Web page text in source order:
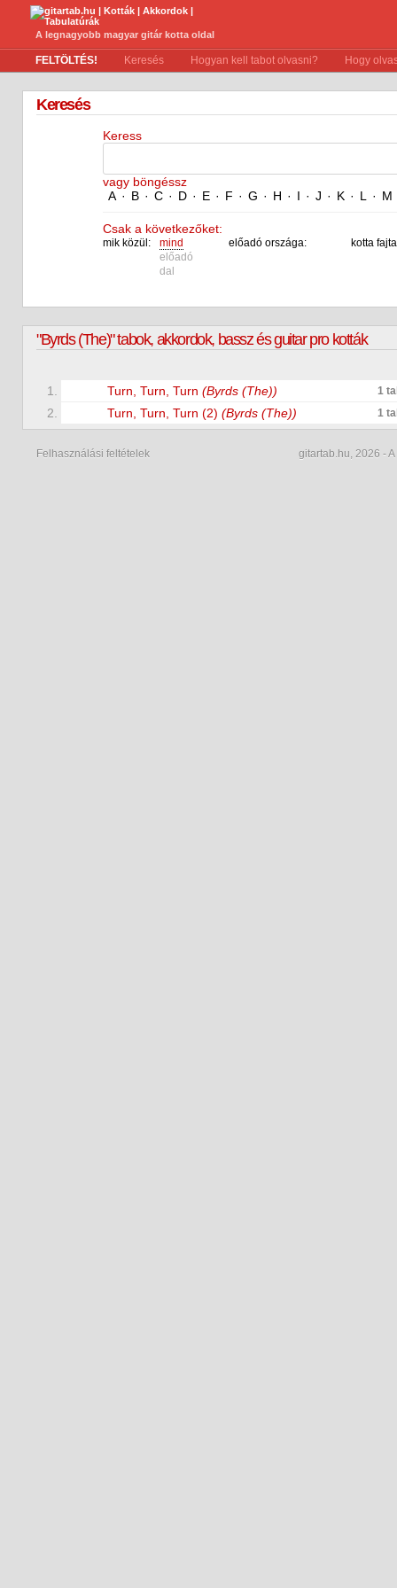
A legnagyobb magyar gitár kotta oldal
FELTÖLTÉS! Keresés Hogyan kell tabot olvasni? Hogy
Keresés
Keress
vagy böngéssz
A · B · C · D · E · F · G · H · I · J · K · L · M
Csak a következőket:
mik közül:
mind
előadó
dal
előadó országa: kotta
"Byrds (The)" tabok, akkordok, bassz és guitar pro kották
1. Turn, Turn, Turn (Byrds (The)) 1
2. Turn, Turn, Turn (2) (Byrds (The)) 1
Felhasználási feltételek gitartab.hu, 2026 -